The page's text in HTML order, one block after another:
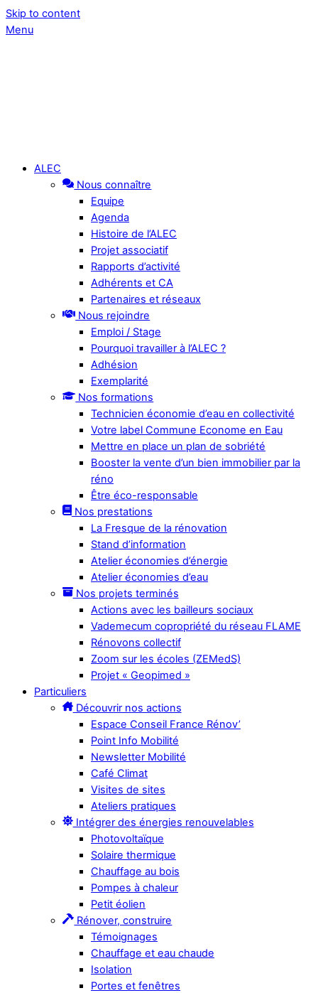
Skip to content
Menu
ALEC
Nous connaître
Equipe
Agenda
Histoire de l’ALEC
Projet associatif
Rapports d’activité
Adhérents et CA
Partenaires et réseaux
Nous rejoindre
Emploi / Stage
Pourquoi travailler à l’ALEC ?
Adhésion
Exemplarité
Nos formations
Technicien économie d’eau en collectivité
Votre label Commune Econome en Eau
Mettre en place un plan de sobriété
Booster la vente d’un bien immobilier par la
réno
Être éco-responsable
Nos prestations
La Fresque de la rénovation
Stand d’information
Atelier économies d’énergie
Atelier économies d’eau
Nos projets terminés
Actions avec les bailleurs sociaux
Vademecum copropriété du réseau FLAME
Rénovons collectif
Zoom sur les écoles (ZEMedS)
Projet « Geopimed »
Particuliers
Découvrir nos actions
Espace Conseil France Rénov’
Point Info Mobilité
Newsletter Mobilité
Café Climat
Visites de sites
Ateliers pratiques
Intégrer des énergies renouvelables
Photovoltaïque
Solaire thermique
Chauffage au bois
Pompes à chaleur
Petit éolien
Rénover, construire
Témoignages
Chauffage et eau chaude
Isolation
Portes et fenêtres